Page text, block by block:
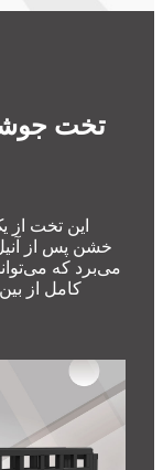
تخت
این تخت از
خشن پس از
می‌برد که
کامل از